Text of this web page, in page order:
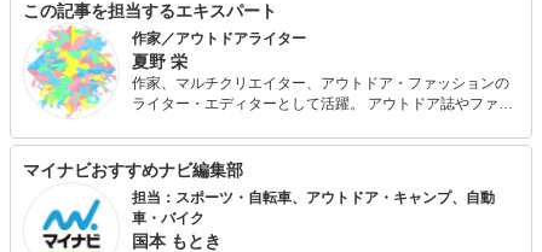
この記事を担当するエキスパート
作家／アウトドアライター
夏野 栄
作家、マルチクリエイター、アウトドア・ファッションの
ライター・エディターとして活躍。 アウトドア誌やファッ
シナリオを執筆。 アウトドアでは『キャンプチャリ』の制
作やキャンプ場プロデュースを手掛ける。またファッショ
ンマーケットの企画運営からプロダクト開発まで幅広く活
動。山岳部出身、海育ちのテンカラ師。 『BE-PAL』や
『camp hack』、『OCEANS』や『MonoMax』『Fine』と
いったメンズ誌のほか、女性ファッション誌にも参加。
マイナビおすすめナビ編集部
担当：スポーツ・自転車、アウトドア・キャンプ、自動
車・バイク
国本 もとき